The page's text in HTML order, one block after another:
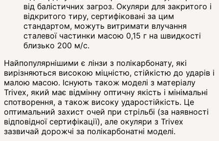
від балістичних загроз. Окуляри для закритого і
відкритого тиру, сертифіковані за цим
стандартом, можуть витримати влучання
сталевої частинки масою 0,15 г на швидкості
близько 200 м/с.
Найпопулярнішими є лінзи з полікарбонату, які
вирізняються високою міцністю, стійкістю до ударів і
малою масою. Існують також моделі з матеріалу
Trivex, який має відмінну оптичну якість і мінімальні
спотворення, а також високу ударостійкість. Це
оптимальний захист очей при стрільбі (за наявності
відповідної сертифікації), але окуляри з Trivex
зазвичай дорожчі за полікарбонатні моделі.